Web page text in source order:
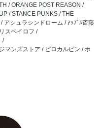
/ ORANGE POST REASON /
/ STANCE PUNKS / THE
アシュラシンドローム / ｱｯﾌﾟﾙ斎藤
スペイロフ /
/
マンズストア / ピロカルピン / ホ